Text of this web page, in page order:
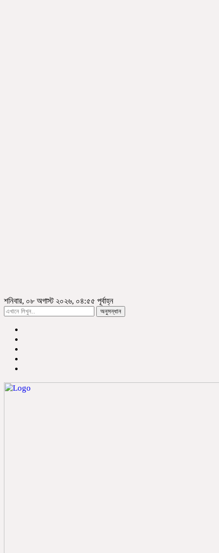
শনিবার, ০৮ অগাস্ট ২০২৬, ০৪:৫৫ পূর্বাহ্ন
অনুসন্ধান